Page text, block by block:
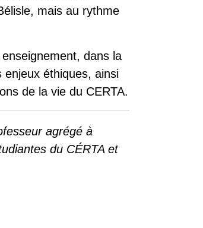
mais au rythme
dans la
éthiques, ainsi
de la vie du CERTA.
agrégé à
du CÉRTA et